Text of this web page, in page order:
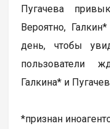
Пугачева
Вероятно,
день, чтобы
пользователи
Галкина* и
*признан